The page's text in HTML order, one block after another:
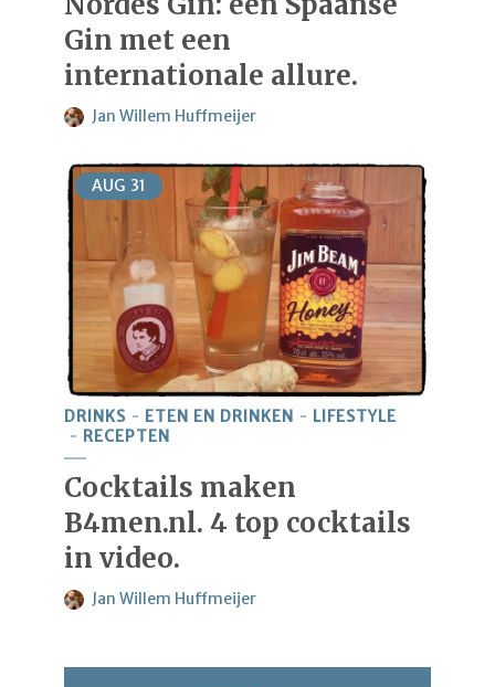
Gin met een
internationale allure.
Jan Willem Huffmeijer
AUG 31
DRINKS ETEN EN DRINKEN
LIFESTYLE
RECEPTEN
Cocktails maken
B4men.nl. 4 top cocktails
in video.
Jan Willem Huffmeijer